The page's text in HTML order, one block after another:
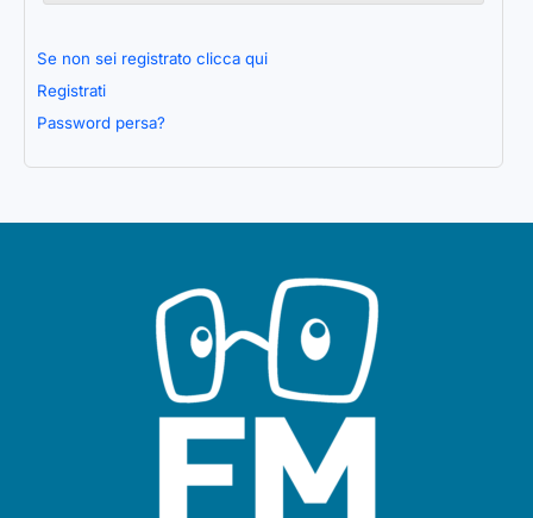
Se non sei registrato clicca qui
Registrati
Password persa?